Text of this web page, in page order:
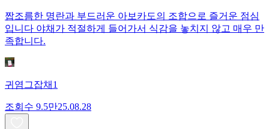
짭조름한 명란과 부드러운 아보카도의 조합으로 즐거운 점심
입니다 야채가 적절하게 들어가서 식감을 놓치지 않고 매우 만
족합니다.
귀염그잡채1
조회수 9.5만25.08.28